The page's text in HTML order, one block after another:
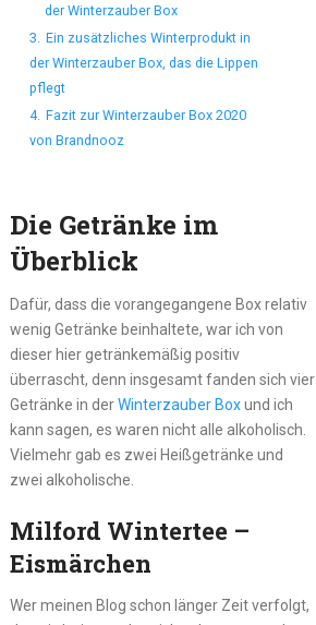
der Winterzauber Box
3. Ein zusätzliches Winterprodukt in
der Winterzauber Box, das die Lippen
pflegt
4. Fazit zur Winterzauber Box 2020
von Brandnooz
Die Getränke im
Überblick
Dafür, dass die vorangegangene Box relativ
wenig Getränke beinhaltete, war ich von
dieser hier getränkemäßig positiv
überrascht, denn insgesamt fanden sich vier
Getränke in derWinterzauber Boxund ich
kann sagen, es waren nicht alle alkoholisch.
Vielmehr gab es zwei Heißgetränke und
zwei alkoholische.
Milford Wintertee –
Eismärchen
Wer meinen Blog schon länger Zeit verfolgt,